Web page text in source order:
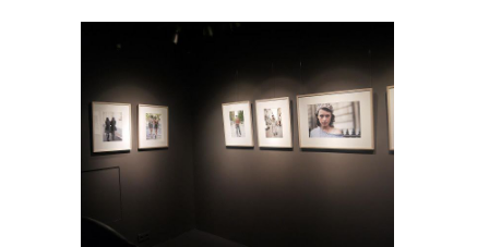
comportamiento
mientras visitas
nuestro sitio,
aumentas la
personalizados.